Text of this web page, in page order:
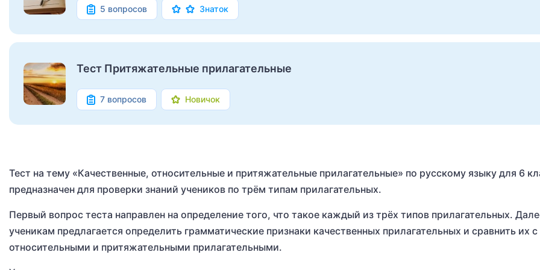
5 вопросов Знаток
Тест Притяжательные прилагательные
7 вопросов Новичок
Тест на тему «Качественные, относительные и притяжательные прилагательные» по русскому языку для 6
предназначен для проверки знаний учеников по трём типам прилагательных.
Первый вопрос теста направлен на определение того, что такое каждый из трёх типов прилагательных.
ученикам предлагается определить грамматические признаки качественных прилагательных и сравнить их с
относительными и притяжательными прилагательными.